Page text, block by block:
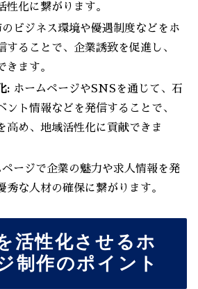
性化に繋がります。
ビジネス環境や優遇制度などをホ
することで、企業誘致を促進し、
きます。
: ホームページやSNSを通じて、石
ント情報などを発信することで、
高め、地域活性化に貢献できま
ページで企業の魅力や求人情報を発
秀な人材の確保に繋がります。
活性化させるホ
制作のポイント